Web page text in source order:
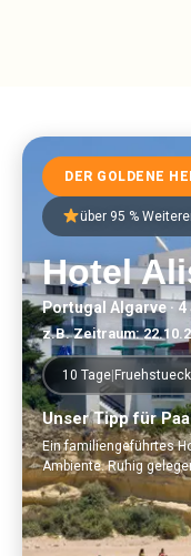
DER GOLDENE
über 95 %
Hotel
Portugal Algarve · 4
z.B. Zeitraum:
10 Tage|Fruehstueck
Unser Tipp für
Ein familiengeführtes
Ambiente. Ruhig
fußläufig von dem
Besonders die
unterschiedlichen
empfehlen sind die